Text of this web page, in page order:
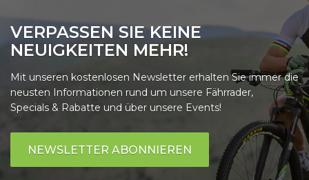
VERPASSEN SIE KEINE
NEUIGKEITEN MEHR!
Mit unseren kostenlosen Newsletter erhalten Sie immer die
neusten Informationen rund um unsere Fährrader,
Specials & Rabatte und über unsere Events!
NEWSLETTER ABONNIEREN